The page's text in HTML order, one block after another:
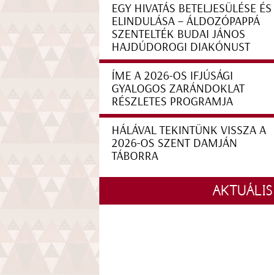
EGY HIVATÁS BETELJESÜLÉSE ÉS
ELINDULÁSA – ÁLDOZÓPAPPÁ
SZENTELTÉK BUDAI JÁNOS
HAJDÚDOROGI DIAKÓNUST
ÍME A 2026-OS IFJÚSÁGI
GYALOGOS ZARÁNDOKLAT
RÉSZLETES PROGRAMJA
HÁLÁVAL TEKINTÜNK VISSZA A
2026-OS SZENT DAMJÁN
TÁBORRA
AKTUÁLIS